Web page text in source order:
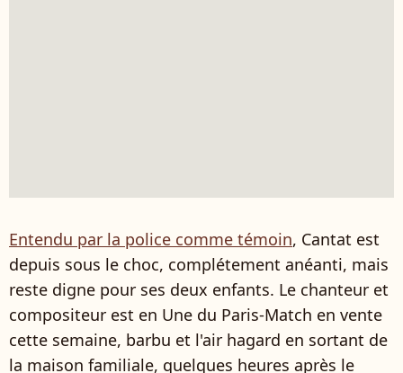
Entendu par la police comme témoin, Cantat est
depuis sous le choc, complétement anéanti, mais
reste digne pour ses deux enfants. Le chanteur et
compositeur est en Une du Paris-Match en vente
cette semaine, barbu et l'air hagard en sortant de
la maison familiale, quelques heures après le